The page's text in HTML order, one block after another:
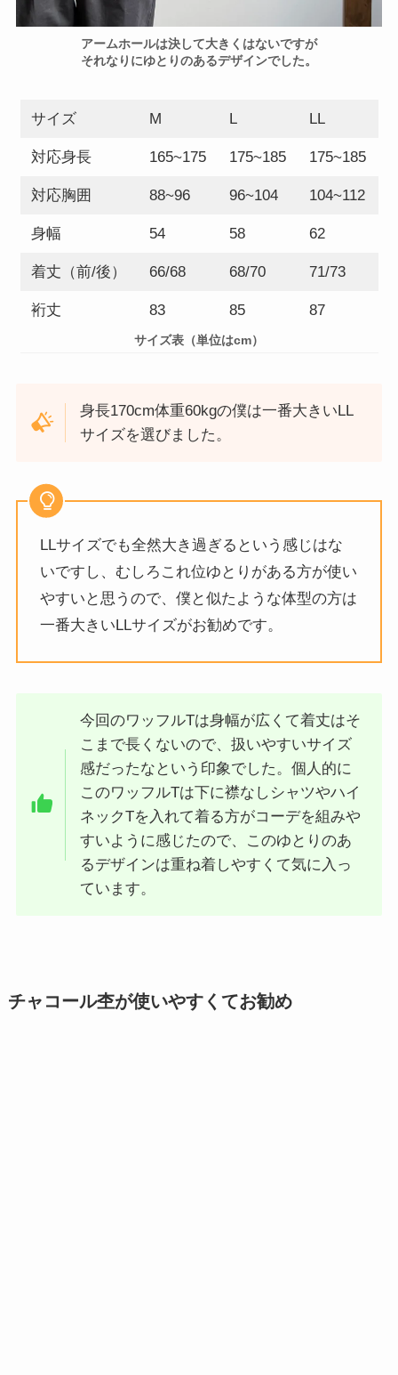
アームホールは決して大きくはないですが
それなりにゆとりのあるデザインでした。
サイズ M L LL
対応身長 165~175 175~185 175~185
対応胸囲 88~96 96~104 104~112
身幅 54 58 62
着丈（前/後） 66/68 68/70 71/73
裄丈 83 85 87
サイズ表（単位はcm）
身長170cm体重60kgの僕は一番大きいLL
サイズを選びました。
LLサイズでも全然大き過ぎるという感じはな
いですし、むしろこれ位ゆとりがある方が使い
やすいと思うので、僕と似たような体型の方は
一番大きいLLサイズがお勧めです。
今回のワッフルTは身幅が広くて着丈はそ
こまで長くないので、扱いやすいサイズ
感だったなという印象でした。個人的に
このワッフルTは下に襟なしシャツやハイ
ネックTを入れて着る方がコーデを組みや
すいように感じたので、このゆとりのあ
るデザインは重ね着しやすくて気に入っ
ています。
チャコール杢が使いやすくてお勧め